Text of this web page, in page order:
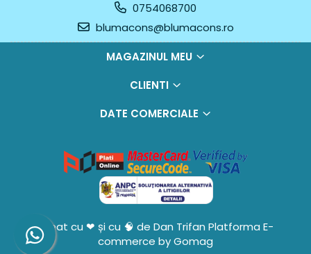
0754068700
blumacons@blumacons.ro
MAGAZINUL MEU
CLIENTI
DATE COMERCIALE
Creat cu ❤ și cu 🧠 de Dan Trifan Platforma E-
commerce by Gomag